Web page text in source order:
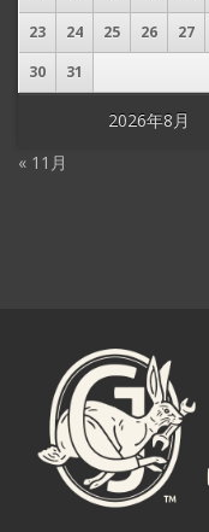
2026年8月
23
24 25 26 27
30
31
« 11月